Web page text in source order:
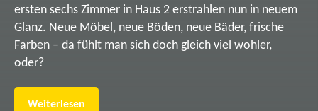
ersten sechs Zimmer in Haus 2 erstrahlen nun in neuem
Glanz. Neue Möbel, neue Böden, neue Bäder, frische
Farben – da fühlt man sich doch gleich viel wohler,
oder?
Weiterlesen